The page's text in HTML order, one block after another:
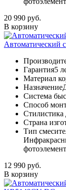
20 990 руб.
В корзину
Автоматический
Гарантия5
Материал
Назначение
Система
Способ
Стилистика
Страна
Тип
12 990 руб.
В корзину